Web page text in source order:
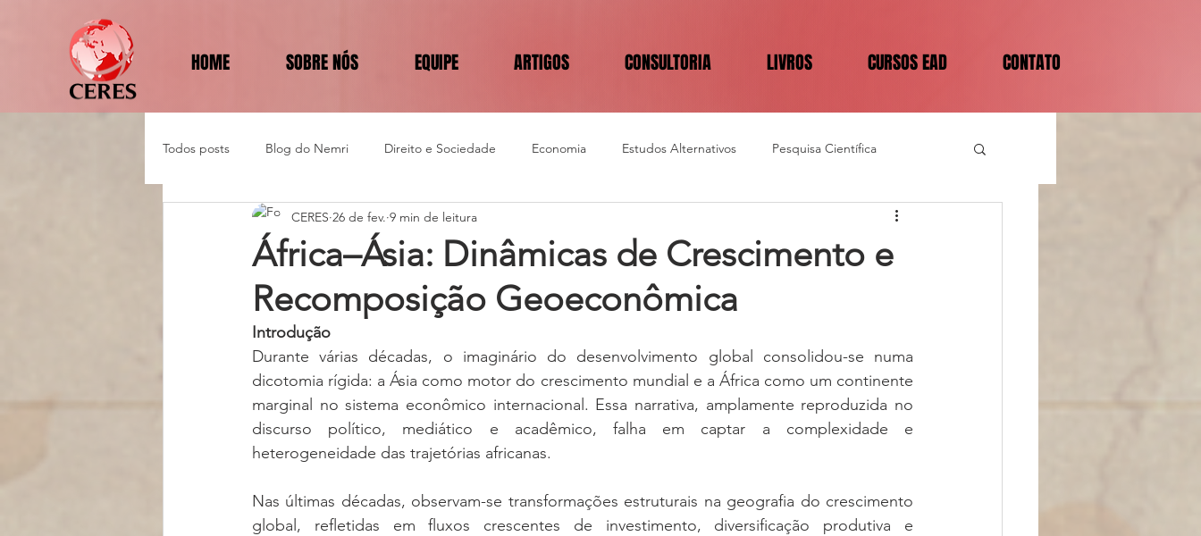
HOME SOBRE NÓS EQUIPE ARTIGOS CONSULTORIA LIVROS CURSOS EAD CONTATO
Todos posts Blog do Nemri Direito e Sociedade Economia Estudos Alternativos Pesquisa Científica
Política e Diplomacia
África–Ásia: Dinâmicas de Crescimento e
Recomposição Geoeconômica
CERES 26 de fev. 9 min de leitura
Introdução
Durante várias décadas, o imaginário do desenvolvimento global consolidou-se numa
dicotomia rígida: a Ásia como motor do crescimento mundial e a África como um continente
marginal no sistema econômico internacional. Essa narrativa, amplamente reproduzida no
discurso político, mediático e acadêmico, falha em captar a complexidade e
heterogeneidade das trajetórias africanas.
Nas últimas décadas, observam-se transformações estruturais na geografia do crescimento
global, refletidas em fluxos crescentes de investimento, diversificação produtiva e